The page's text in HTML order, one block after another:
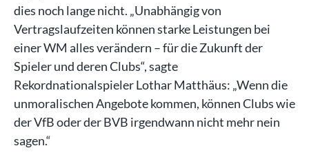
dies noch lange nicht. „Unabhängig von
Vertragslaufzeiten können starke Leistungen bei
einer WM alles verändern – für die Zukunft der
Spieler und deren Clubs“, sagte
Rekordnationalspieler Lothar Matthäus: „Wenn die
unmoralischen Angebote kommen, können Clubs wie
der VfB oder der BVB irgendwann nicht mehr nein
sagen.“